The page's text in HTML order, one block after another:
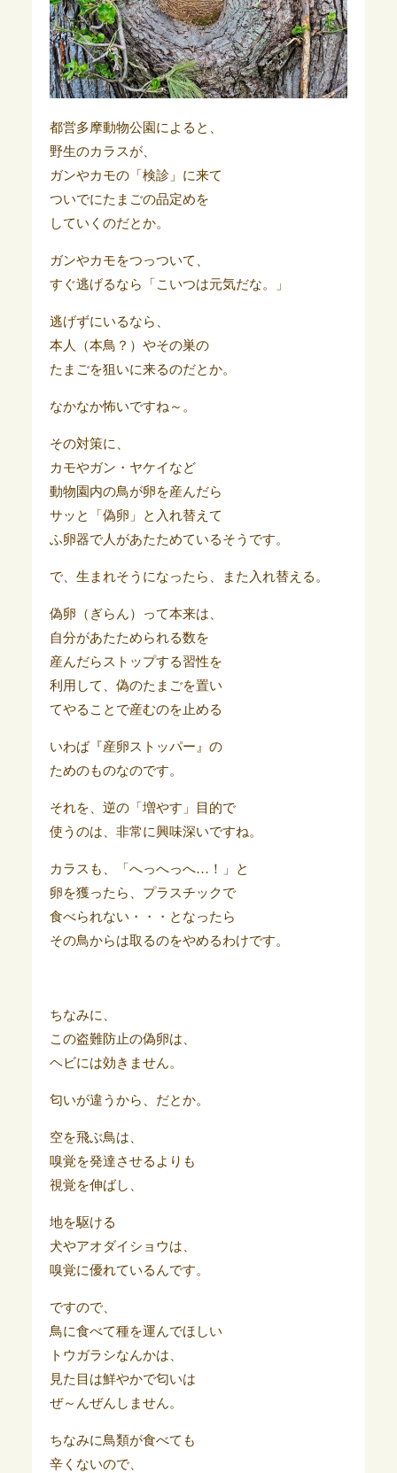
都営多摩動物公園によると、
野生のカラスが、
ガンやカモの「検診」に来て
ついでにたまごの品定めを
していくのだとか。
ガンやカモをつっついて、
すぐ逃げるなら「こいつは元気だな。」
逃げずにいるなら、
本人（本鳥？）やその巣の
たまごを狙いに来るのだとか。
なかなか怖いですね～。
その対策に、
カモやガン・ヤケイなど
動物園内の鳥が卵を産んだら
サッと「偽卵」と入れ替えて
ふ卵器で人があたためているそうです。
で、生まれそうになったら、また入れ替える。
偽卵（ぎらん）って本来は、
自分があたためられる数を
産んだらストップする習性を
利用して、偽のたまごを置い
てやることで産むのを止める
いわば『産卵ストッパー』の
ためのものなのです。
それを、逆の「増やす」目的で
使うのは、非常に興味深いですね。
カラスも、「へっへっへ…！」と
卵を獲ったら、プラスチックで
食べられない・・・となったら
その鳥からは取るのをやめるわけです。
ちなみに、
この盗難防止の偽卵は、
ヘビには効きません。
匂いが違うから、だとか。
空を飛ぶ鳥は、
嗅覚を発達させるよりも
視覚を伸ばし、
地を駆ける
犬やアオダイショウは、
嗅覚に優れているんです。
ですので、
鳥に食べて種を運んでほしい
トウガラシなんかは、
見た目は鮮やかで匂いは
ぜ～んぜんしません。
ちなみに鳥類が食べても
辛くないので、